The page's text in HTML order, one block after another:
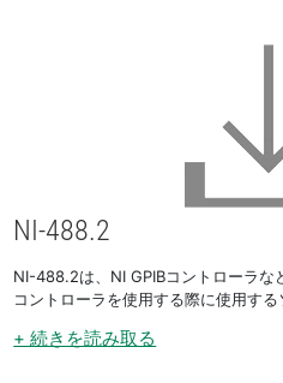
NI-488.2
NI-488.2は、NI GPIBコントローラな
コントローラを使用する際に使用する
+ 続きを読み取る